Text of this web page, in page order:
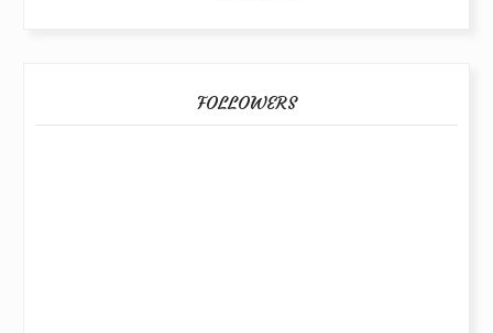
FOLLOWERS